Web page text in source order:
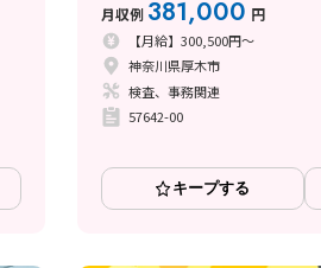
月収例 381,000 円
【月給】300,500円～
神奈川県厚木市
検査、事務関連
57642-00
キープする